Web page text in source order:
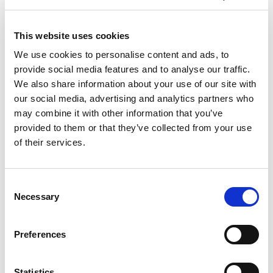
This website uses cookies
We use cookies to personalise content and ads, to
provide social media features and to analyse our traffic.
We also share information about your use of our site with
our social media, advertising and analytics partners who
may combine it with other information that you’ve
provided to them or that they’ve collected from your use
of their services.
Selection
Necessary
Preferences
Calendario Cene Emozionali 2026
Sabato 19 settembre
Sabato 24 ottobre
Sabato 12 dicembre
Programma
Il Programma della Serata
Arrivo degli ospiti ore 20:00 – 20:30
Ingresso presso Padiglione Cetacei (dopo la Biosfera)
Fine della serata ore 23.30
Entree:Tartare di fassona all’aneto